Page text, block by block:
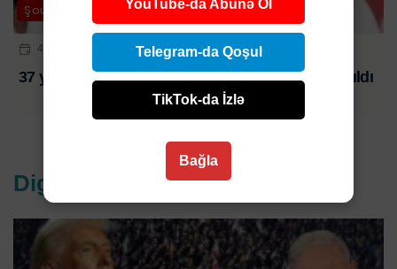
Şou-biznes
4 AVQ 2026 | 14:30
37 yaşlı aktyor və parodiya ustası evində ölü tapıldı
Digər xəbərlər
YouTube-da Abunə Ol
Telegram-da Qoşul
TikTok-da İzlə
Bağla